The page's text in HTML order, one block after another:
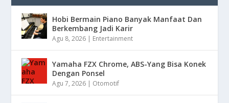
Hobi Bermain Piano Banyak Manfaat Dan
Berkembang Jadi Karir
Agu 8, 2026 | Entertainment
Yamaha FZX Chrome, ABS-Yang Bisa Konek
Dengan Ponsel
Agu 7, 2026 | Otomotif